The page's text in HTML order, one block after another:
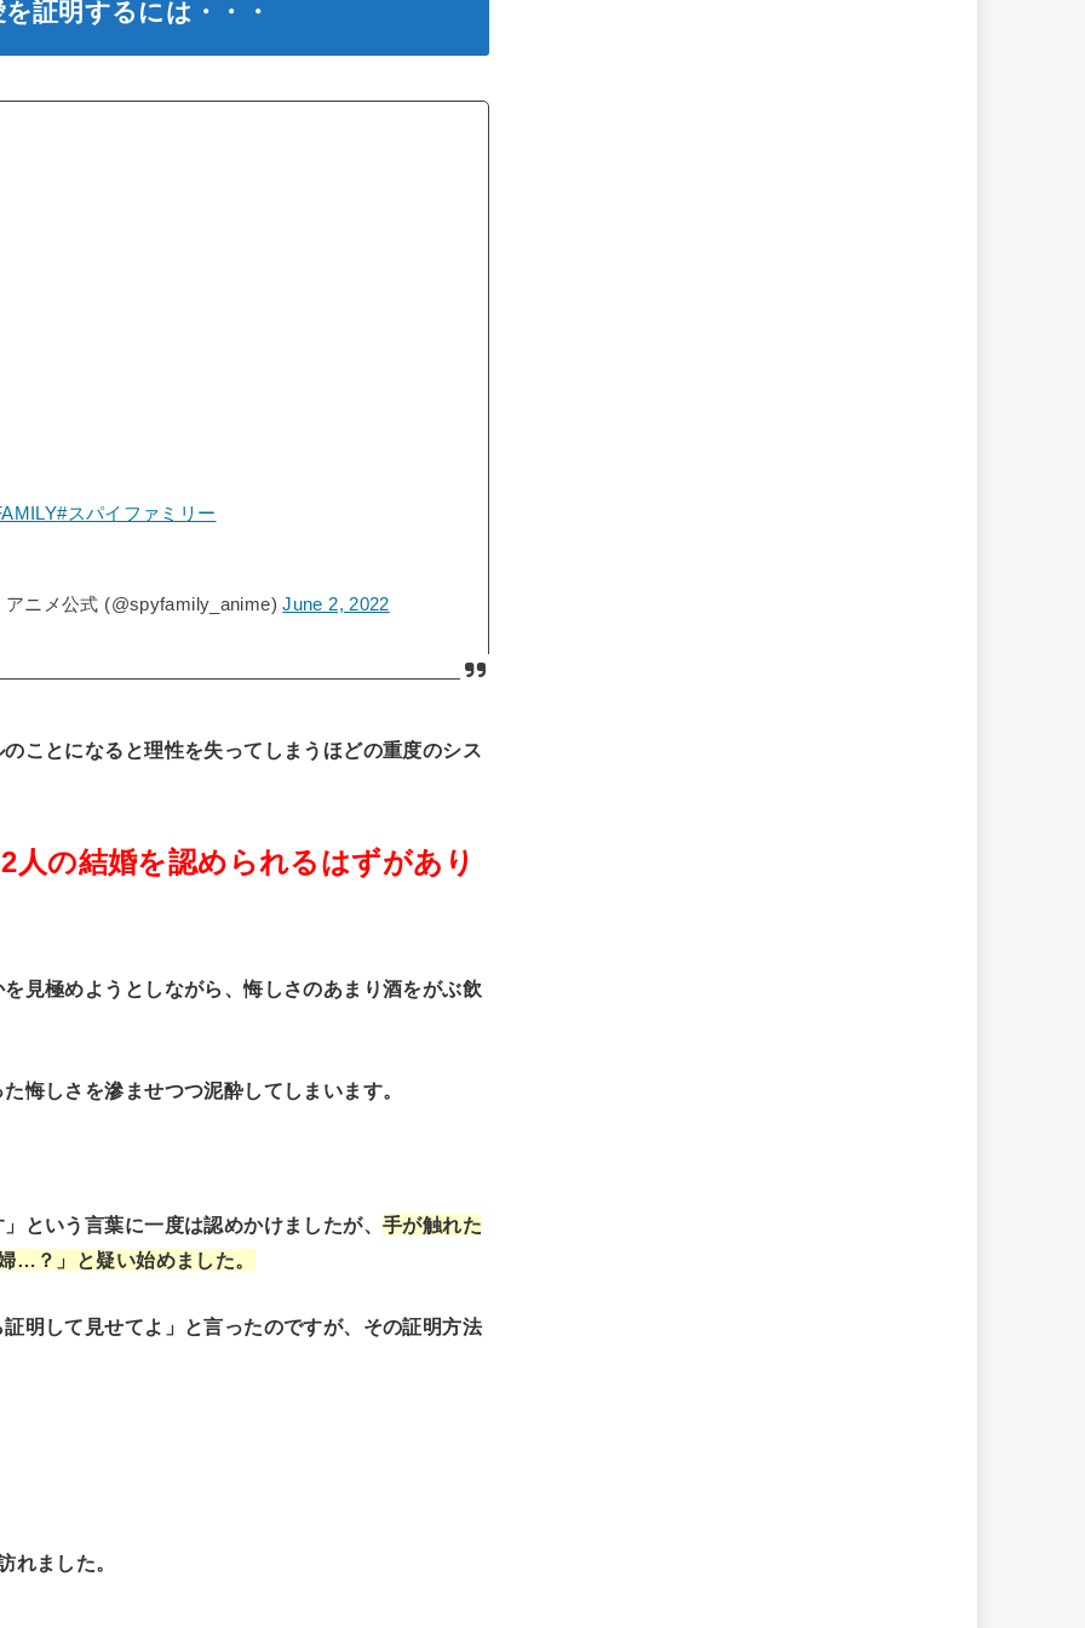
証明するには・・・
#スパイファミリー
ニメ公式 (@spyfamily_anime)June 2, 2022
ことになると理性を失ってしまうほどの重度のシス
人の結婚を認められるはずがあり
見極めようとしながら、悔しさのあまり酒をがぶ飲
悔しさを滲ませつつ泥酔してしまいます。
という言葉に一度は認めかけましたが、手が触れた
…？」と疑い始めました。
明して見せてよ」と言ったのですが、その証明方法
れました。